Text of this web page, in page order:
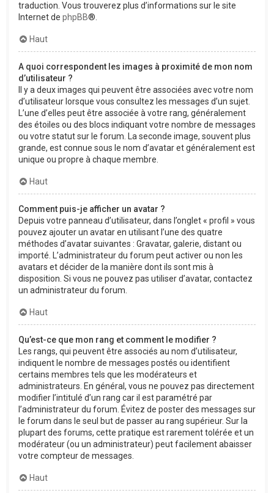
traduction. Vous trouverez plus d’informations sur le site
Internet de phpBB®.
Haut
A quoi correspondent les images à proximité de mon nom
d’utilisateur ?
Il y a deux images qui peuvent être associées avec votre nom
d’utilisateur lorsque vous consultez les messages d’un sujet.
L’une d’elles peut être associée à votre rang, généralement
des étoiles ou des blocs indiquant votre nombre de messages
ou votre statut sur le forum. La seconde image, souvent plus
grande, est connue sous le nom d’avatar et généralement est
unique ou propre à chaque membre.
Haut
Comment puis-je afficher un avatar ?
Depuis votre panneau d’utilisateur, dans l’onglet « profil » vous
pouvez ajouter un avatar en utilisant l’une des quatre
méthodes d’avatar suivantes : Gravatar, galerie, distant ou
importé. L’administrateur du forum peut activer ou non les
avatars et décider de la manière dont ils sont mis à
disposition. Si vous ne pouvez pas utiliser d’avatar, contactez
un administrateur du forum.
Haut
Qu’est-ce que mon rang et comment le modifier ?
Les rangs, qui peuvent être associés au nom d’utilisateur,
indiquent le nombre de messages postés ou identifient
certains membres tels que les modérateurs et
administrateurs. En général, vous ne pouvez pas directement
modifier l’intitulé d’un rang car il est paramétré par
l’administrateur du forum. Évitez de poster des messages sur
le forum dans le seul but de passer au rang supérieur. Sur la
plupart des forums, cette pratique est rarement tolérée et un
modérateur (ou un administrateur) peut facilement abaisser
votre compteur de messages.
Haut